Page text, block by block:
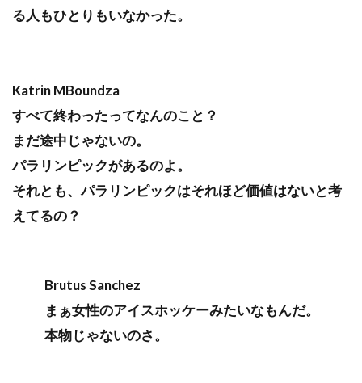
る人もひとりもいなかった。
Katrin MBoundza
すべて終わったってなんのこと？
まだ途中じゃないの。
パラリンピックがあるのよ。
それとも、パラリンピックはそれほど価値はないと考
えてるの？
Brutus Sanchez
まぁ女性のアイスホッケーみたいなもんだ。
本物じゃないのさ。